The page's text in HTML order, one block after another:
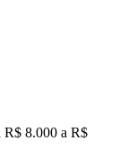
R$ 8.000 a R$